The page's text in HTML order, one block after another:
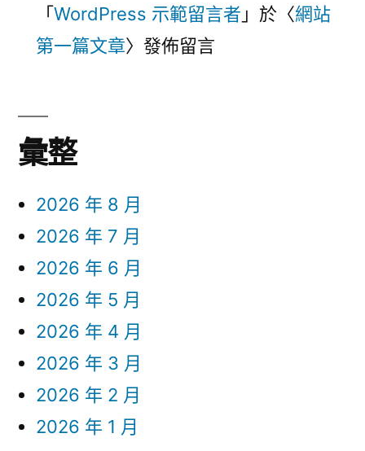
「 WordPress 示範留言者 」於〈網站
第一篇文章〉發佈留言
彙整
2026 年 8 月
2026 年 7 月
2026 年 6 月
2026 年 5 月
2026 年 4 月
2026 年 3 月
2026 年 2 月
2026 年 1 月